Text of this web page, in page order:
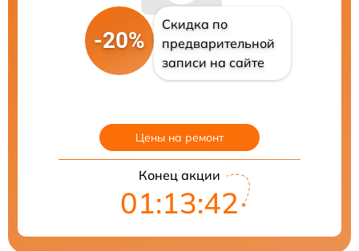
-20%
Скидка по
предварительной
записи на сайте
Цены на ремонт
Конец акции
01:13:42